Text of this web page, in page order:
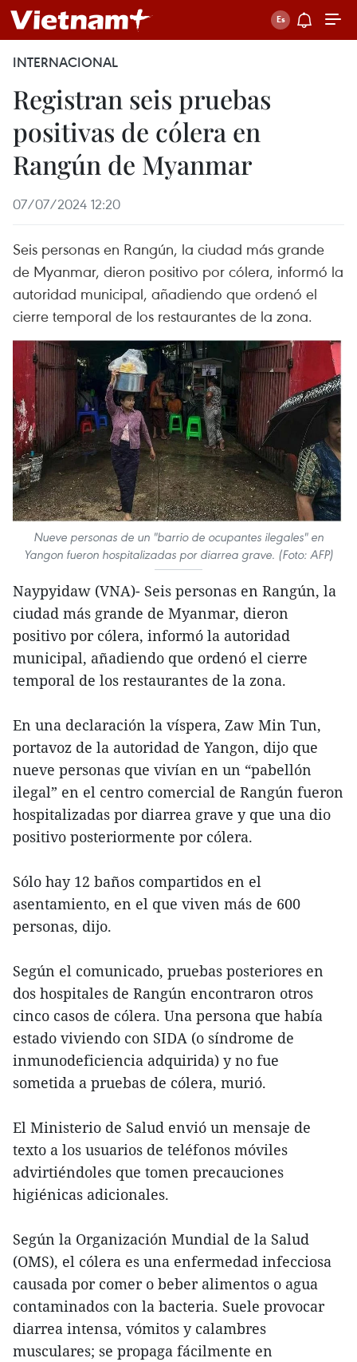
INTERNACIONAL
Registran seis pruebas
positivas de cólera en
Rangún de Myanmar
07/07/2024 12:20
Seis personas en Rangún, la ciudad más grande
de Myanmar, dieron positivo por cólera, informó la
autoridad municipal, añadiendo que ordenó el
cierre temporal de los restaurantes de la zona.
Nueve personas de un "barrio de ocupantes ilegales" en
Yangon fueron hospitalizadas por diarrea grave. (Foto: AFP)
Naypyidaw (VNA)- Seis personas en Rangún, la
ciudad más grande de Myanmar, dieron
positivo por cólera, informó la autoridad
municipal, añadiendo que ordenó el cierre
temporal de los restaurantes de la zona.
En una declaración la víspera, Zaw Min Tun,
portavoz de la autoridad de Yangon, dijo que
nueve personas que vivían en un “pabellón
ilegal” en el centro comercial de Rangún fueron
hospitalizadas por diarrea grave y que una dio
positivo posteriormente por cólera.
Sólo hay 12 baños compartidos en el
asentamiento, en el que viven más de 600
personas, dijo.
Según el comunicado, pruebas posteriores en
dos hospitales de Rangún encontraron otros
cinco casos de cólera. Una persona que había
estado viviendo con SIDA (o síndrome de
inmunodeficiencia adquirida) y no fue
sometida a pruebas de cólera, murió.
El Ministerio de Salud envió un mensaje de
texto a los usuarios de teléfonos móviles
advirtiéndoles que tomen precauciones
higiénicas adicionales.
Según la Organización Mundial de la Salud
(OMS), el cólera es una enfermedad infecciosa
causada por comer o beber alimentos o agua
contaminados con la bacteria. Suele provocar
diarrea intensa, vómitos y calambres
musculares; se propaga fácilmente en